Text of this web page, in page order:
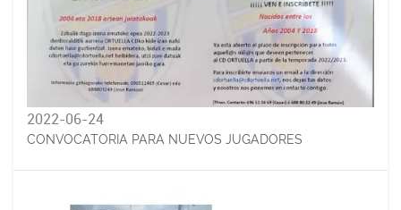
2022-06-24
CONVOCATORIA PARA NUEVOS JUGADORES